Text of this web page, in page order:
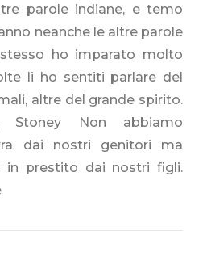
parole indiane, e temo
neanche le altre parole
ho imparato molto
li ho sentiti parlare del
altre del grande spirito.
Stoney Non abbiamo
dai nostri genitori ma
in prestito dai nostri figli.